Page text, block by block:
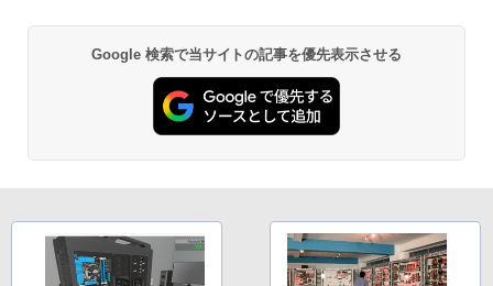
初期設定済み VKT16X5 VRL21F7
￥27,800
Google 検索で当サイトの記事を優先表示させる